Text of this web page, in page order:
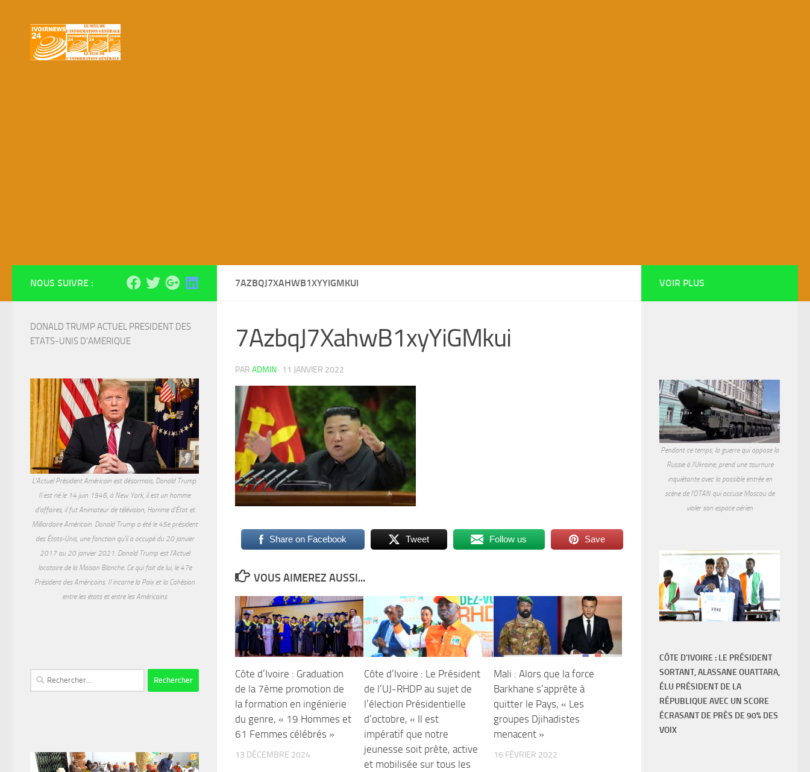
7AZBQJ7XAHWB1XYYIGMKUI
7AzbqJ7XahwB1xyYiGMkui
PAR ADMIN · 11 JANVIER 2022
Share on Facebook Tweet Follow us Save
VOUS AIMEREZ AUSSI...
Côte d’Ivoire : Graduation
de la 7ème promotion de
la formation en ingénierie
du genre, « 19 Hommes et
61 Femmes célébrés »
13 DÉCEMBRE 2024
Côte d’Ivoire : Le Président
de l’UJ-RHDP au sujet de
l’élection Présidentielle
d’octobre, « Il est
impératif que notre
jeunesse soit prête, active
et mobilisée sur tous les
Mali : Alors que la force
Barkhane s’apprête à
quitter le Pays, « Les
groupes Djihadistes
menacent »
16 FÉVRIER 2022
NOUS SUIVRE :
DONALD TRUMP ACTUEL PRESIDENT DES
ETATS-UNIS D'AMERIQUE
L'Actuel Président Américain est désormais, Donald Trump.
Il est né le 14 juin 1946, à New York, il est un homme
d'affaires, il fut Animateur de télévision, Homme d'État et
Milliardaire Américain. Donald Trump a été le 45e président
des États-Unis, une fonction qu'il a occupé du 20 janvier
2017 au 20 janvier 2021. Donald Trump est l'Actuel
locataire de la Maison Blanche. Ce qui fait de lui, le 47e
Président des Américains. Il incarne la Paix et la Cohésion
entre les états et entre les Américains
Rechercher :
VOIR PLUS
Pendant ce temps, la guerre qui oppose la
Russie à l'Ukraine, prend une tournure
inquiétante avec la possible entrée en
scène de l'OTAN qui accuse Moscou de
violer son espace aérien
CÔTE D'IVOIRE : LE PRÉSIDENT
SORTANT, ALASSANE OUATTARA,
ÉLU PRÉSIDENT DE LA
RÉPUBLIQUE AVEC UN SCORE
ÉCRASANT DE PRÈS DE 90% DES
VOIX